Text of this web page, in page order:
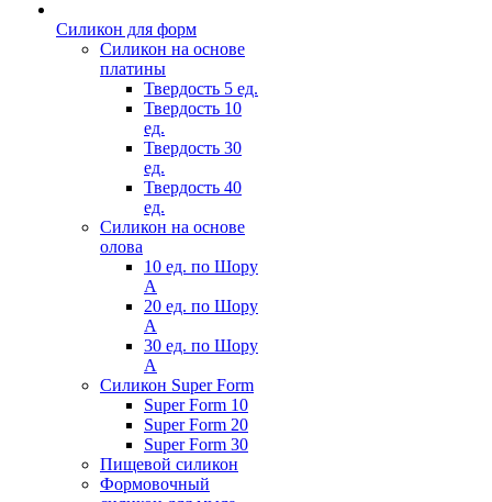
Силикон для форм
Силикон на основе
платины
Твердость 5 ед.
Твердость 10
ед.
Твердость 30
ед.
Твердость 40
ед.
Силикон на основе
олова
10 ед. по Шору
А
20 ед. по Шору
А
30 ед. по Шору
А
Силикон Super Form
Super Form 10
Super Form 20
Super Form 30
Пищевой силикон
Формовочный